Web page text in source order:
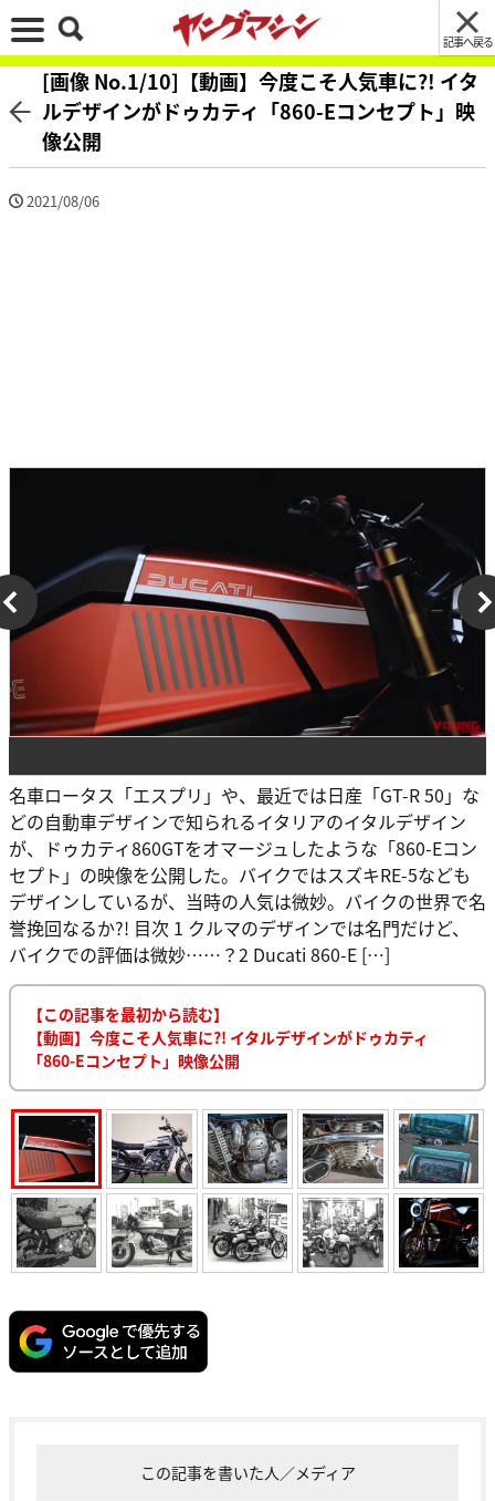
記事へ戻る
[画像 No.1/10]【動画】今度こそ人気車に?! イタ
ルデザインがドゥカティ「860-Eコンセプト」映
像公開
2021/08/06
名車ロータス「エスプリ」や、最近では日産「GT-R 50」な
どの自動車デザインで知られるイタリアのイタルデザイン
が、ドゥカティ860GTをオマージュしたような「860-Eコン
セプト」の映像を公開した。バイクではスズキRE-5なども
デザインしているが、当時の人気は微妙。バイクの世界で名
誉挽回なるか?! 目次 1 クルマのデザインでは名門だけど、
バイクでの評価は微妙……？2 Ducati 860-E […]
【この記事を最初から読む】
【動画】今度こそ人気車に?! イタルデザインがドゥカティ
「860-Eコンセプト」映像公開
この記事を書いた人／メディア